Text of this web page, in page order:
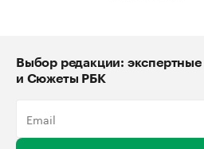
Выбор редакции: экспертные
и Сюжеты РБК